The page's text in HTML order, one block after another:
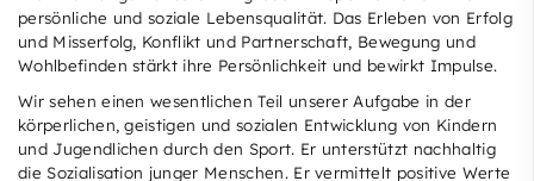
persönliche und soziale Lebensqualität. Das Erleben von Erfolg
und Misserfolg, Konflikt und Partnerschaft, Bewegung und
Wohlbefinden stärkt ihre Persönlichkeit und bewirkt Impulse.
Wir sehen einen wesentlichen Teil unserer Aufgabe in der
körperlichen, geistigen und sozialen Entwicklung von Kindern
und Jugendlichen durch den Sport. Er unterstützt nachhaltig
die Sozialisation junger Menschen. Er vermittelt positive Werte